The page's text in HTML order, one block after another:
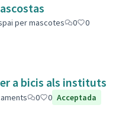
per mascotes 0
0
a bicis als instituts
0 0 Acceptada